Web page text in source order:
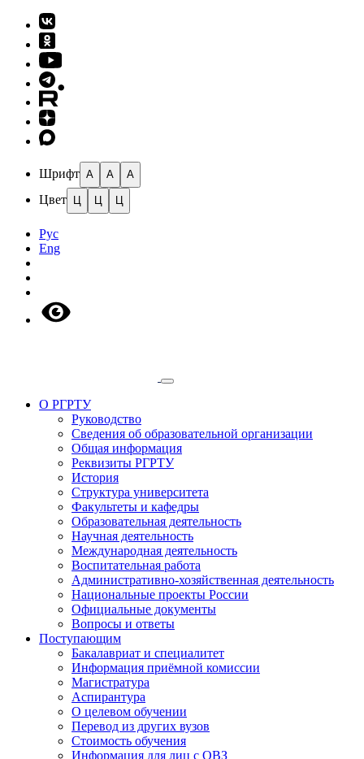
Шрифт A A A
Цвет Ц Ц Ц
Рус
Eng
О РГРТУ
Руководство
Сведения об образовательной организации
Общая информация
Реквизиты РГРТУ
История
Структура университета
Факультеты и кафедры
Образовательная деятельность
Научная деятельность
Международная деятельность
Воспитательная работа
Административно-хозяйственная деятельность
Национальные проекты России
Официальные документы
Вопросы и ответы
Поступающим
Бакалавриат и специалитет
Информация приёмной комиссии
Магистратура
Аспирантура
О целевом обучении
Перевод из других вузов
Стоимость обучения
Информация для лиц с ОВЗ